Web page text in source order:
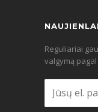
Reguliariai
valgymą